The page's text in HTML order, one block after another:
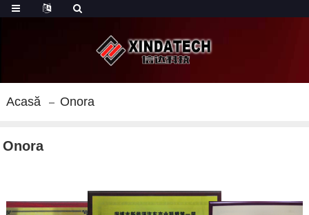
Acasă Onora
Onora